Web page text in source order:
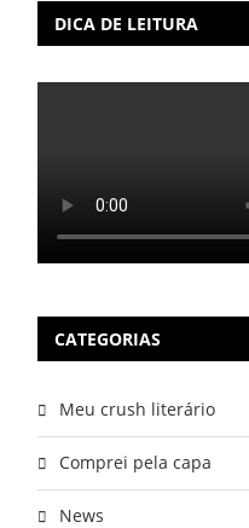
DICA DE LEITURA
CATEGORIAS
Meu crush literário
Comprei pela capa
News